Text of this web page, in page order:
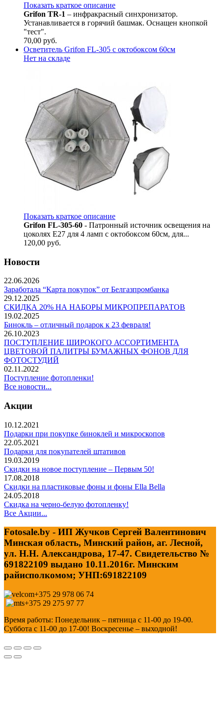
Показать краткое описание
Grifon TR-1 – инфракрасный синхронизатор.
Устанавливается в горячий башмак. Оснащен кнопкой
"тест".
70,00 руб.
Осветитель Grifon FL-305 с октобоксом 60см
Нет на складе
Показать краткое описание
Grifon FL-305-60 - Патронный источник освещения на
цоколях Е27 для 4 ламп с октобоксом 60см, для...
120,00 руб.
Новости
22.06.2026
Заработала “Карта покупок” от Белгазпромбанка
29.12.2025
СКИДКА 20% НА НАБОРЫ МИКРОПРЕПАРАТОВ
19.02.2025
Бинокль – отличный подарок к 23 февраля!
26.10.2023
ПОСТУПЛЕНИЕ ШИРОКОГО АССОРТИМЕНТА
ЦВЕТОВОЙ ПАЛИТРЫ БУМАЖНЫХ ФОНОВ ДЛЯ
ФОТОСТУДИЙ
02.11.2022
Поступление фотопленки!
Все новости...
Акции
10.12.2021
Подарки при покупке биноклей и микроскопов
22.05.2021
Подарки для покупателей штативов
19.03.2019
Скидки на новое поступление – Первым 50!
17.08.2018
Скидки на пластиковые фоны и фоны Ella Bella
24.05.2018
Скидка на черно-белую фотопленку!
Все Акции...
Fotosale.by - ИП Жучков Сергей Валентинович
Минская область, Минский район, аг. Лесной,
ул. Н.Н. Александрова, 17-47. Свидетельство №
691822109 выдано 10.11.2016г. Минским
райисполкомом; УНП:691822109
+375 29 978 06 74
+375 29 275 97 77
Время работы: Понедельник – пятница с 11-00 до 19-00.
Суббота с 11-00 до 17-00! Воскресенье – выходной!